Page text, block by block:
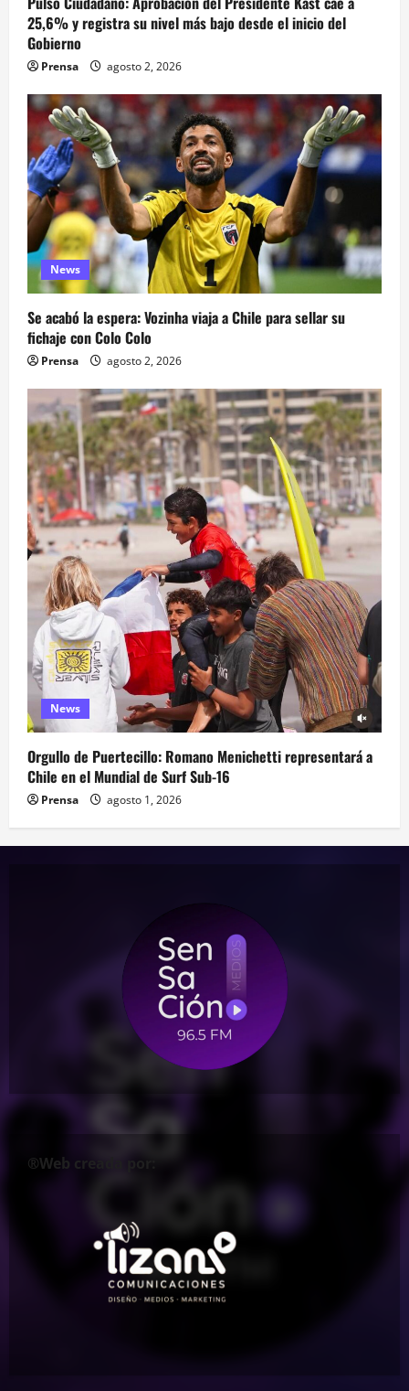
25,6% y registra su nivel más bajo desde el inicio del
Gobierno
Prensa agosto 2, 2026
News
Se acabó la espera: Vozinha viaja a Chile para sellar su
fichaje con Colo Colo
Prensa agosto 2, 2026
News
Orgullo de Puertecillo: Romano Menichetti representará a
Chile en el Mundial de Surf Sub-16
Prensa agosto 1, 2026
®Web creada por: